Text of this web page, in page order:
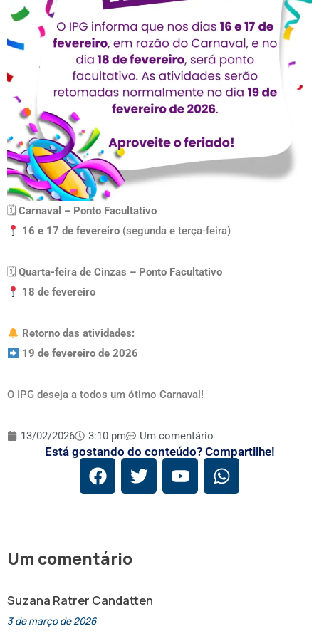
🗓 Carnaval – Ponto Facultativo
16 e 17 de fevereiro (segunda e terça-feira)
🗓 Quarta-feira de Cinzas – Ponto Facultativo
18 de fevereiro
Retorno das atividades:
19 de fevereiro de 2026
O IPG deseja a todos um ótimo Carnaval!
13/02/2026 3:10 pm Um comentário
Está gostando do conteúdo? Compartilhe!
Um comentário
Suzana Ratrer Candatten
3 de março de 2026